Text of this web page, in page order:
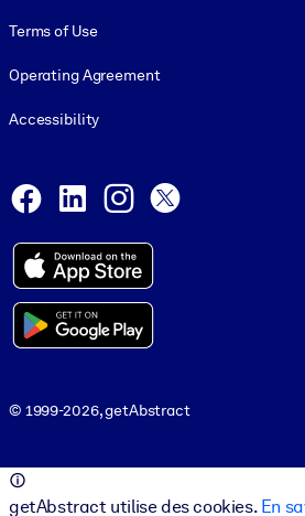
Terms of Use
Operating Agreement
Accessibility
Facebook
LinkedInInstagram
© 1999-2026, getAbstract
getAbstract utilise des cookies. En